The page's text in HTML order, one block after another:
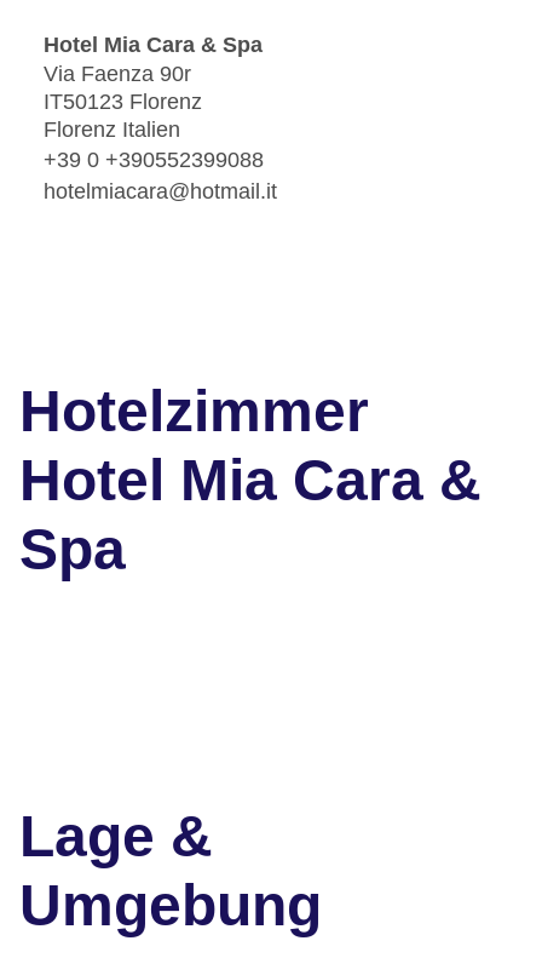
Hotel Mia Cara & Spa
Via Faenza 90r
IT50123 Florenz
Florenz Italien
+39 0 +390552399088
hotelmiacara@hotmail.it
Hotelzimmer
Hotel Mia Cara &
Spa
Lage &
Umgebung